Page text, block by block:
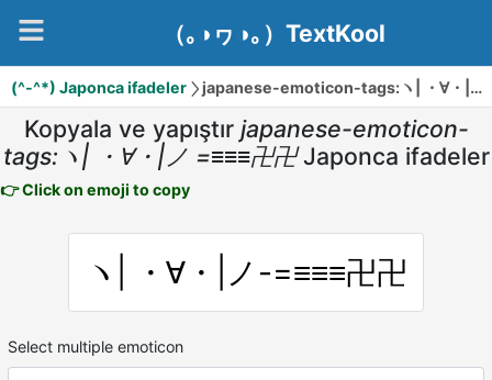
（｡◑ヮ◑｡）TextKool
(^-^*) Japonca ifadeler japanese-emoticon-tags:ヽ| ・∀・|ノ =≡≡≡卍卍
Kopyala ve yapıştır japanese-emoticon-
tags:ヽ| ・∀・|ノ =≡≡≡卍卍 Japonca ifadeler
👉 Click on emoji to copy
ヽ| ・∀・|ノ-=≡≡≡卍卍
Select multiple emoticon